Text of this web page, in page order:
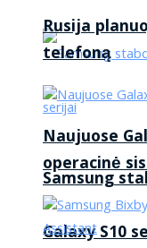
Samsung
Galaxy S10
Rusija
telefoną
Naujuose
operacinė